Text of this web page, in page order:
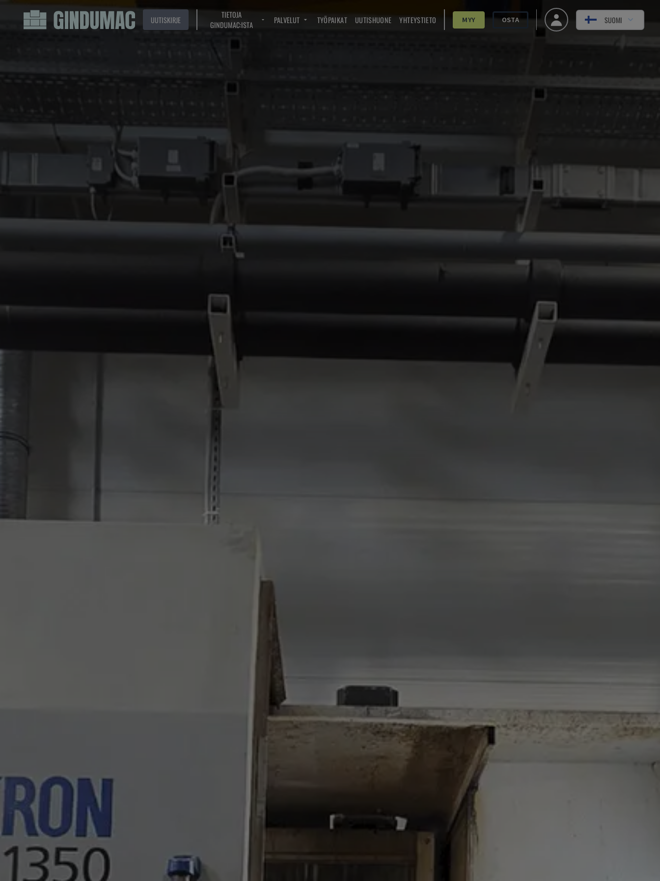
UUTISKIRJE
TIETOJA
GINDUMAC:ISTA
PALVELUT TYÖPAIKAT UUTISHUONE YHTEYSTIETO MYY OSTA SUOMI